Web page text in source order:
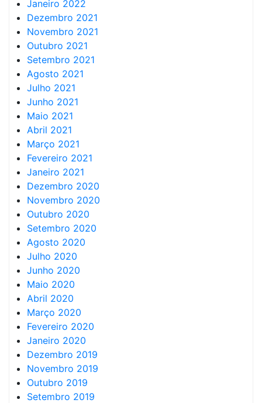
Janeiro 2022
Dezembro 2021
Novembro 2021
Outubro 2021
Setembro 2021
Agosto 2021
Julho 2021
Junho 2021
Maio 2021
Abril 2021
Março 2021
Fevereiro 2021
Janeiro 2021
Dezembro 2020
Novembro 2020
Outubro 2020
Setembro 2020
Agosto 2020
Julho 2020
Junho 2020
Maio 2020
Abril 2020
Março 2020
Fevereiro 2020
Janeiro 2020
Dezembro 2019
Novembro 2019
Outubro 2019
Setembro 2019